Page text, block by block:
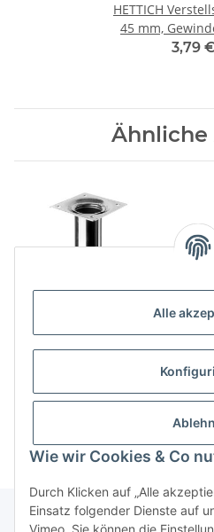
Alle
Wie wir Cookies & Co
Durch Klicken auf „Alle
Einsatz folgender Dienste auf
Vimeo. Sie können die
HETTICH
45 mm,
mm
3,79
Ähnliche
HETTICH
mm